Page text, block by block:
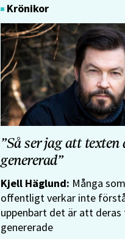
Krönikor
”Så ser jag att texten
genererad”
Kjell Häglund: Många
offentligt verkar inte
uppenbart det är att deras
genererade